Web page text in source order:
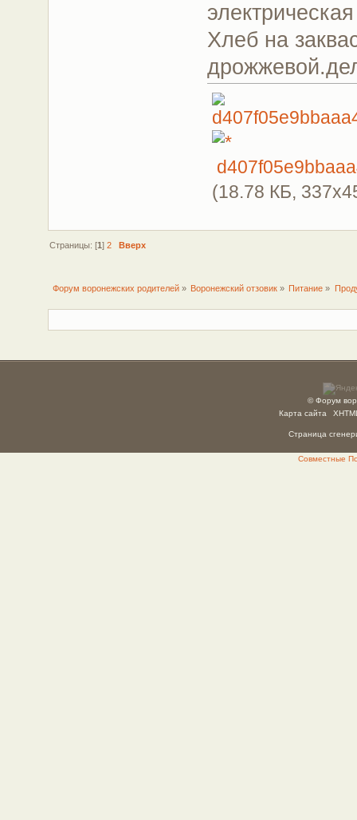
Хлеб на
(18.78 КБ,
Страницы: [1 ] 2 Вверх
Форум воронежских родителей» Воронежский отзовик » Питание »
© Форум
Карта сайта
Страница
Совместные